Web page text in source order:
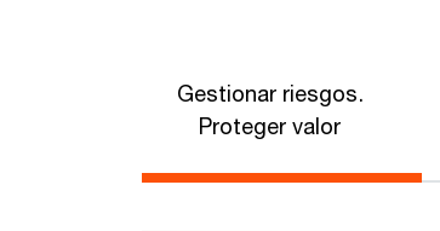
Gestionar riesgos.
Proteger valor